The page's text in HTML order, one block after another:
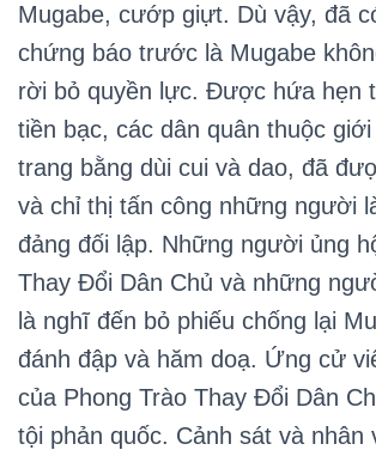
Mugabe, cướp giựt. Dù vậy, đã
chứng báo trước là Mugabe
rời bỏ quyền lực. Được hứa hẹn
tiền bạc, các dân quân thuộc
trang bằng dùi cui và dao, đã
và chỉ thị tấn công những người
đảng đối lập. Những người ủng
Thay Đổi Dân Chủ và những
là nghĩ đến bỏ phiếu chống lại
đánh đập và hăm doạ. Ứng cử
của Phong Trào Thay Đổi Dân
tội phản quốc. Cảnh sát và nhân